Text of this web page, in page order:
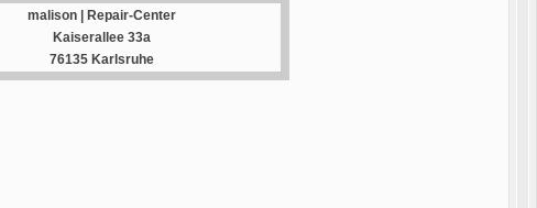
malison | Repair-Center
Kaiserallee 33a
76135 Karlsruhe